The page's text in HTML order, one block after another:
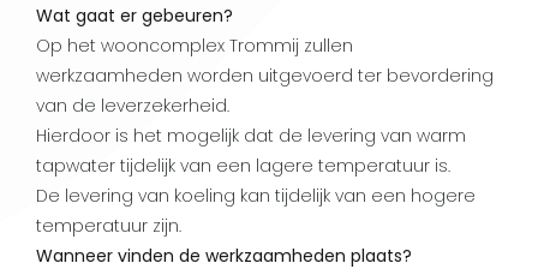
Wat gaat er gebeuren?
Op het wooncomplex Trommij zullen
werkzaamheden worden uitgevoerd ter bevordering
van de leverzekerheid.
Hierdoor is het mogelijk dat de levering van warm
tapwater tijdelijk van een lagere temperatuur is.
De levering van koeling kan tijdelijk van een hogere
temperatuur zijn.
Wanneer vinden de werkzaamheden plaats?